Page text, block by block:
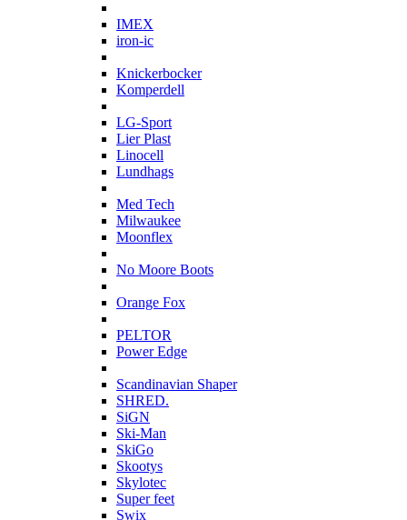
IMEX
iron-ic
Knickerbocker
Komperdell
LG-Sport
Lier Plast
Linocell
Lundhags
Med Tech
Milwaukee
Moonflex
No Moore Boots
Orange Fox
PELTOR
Power Edge
Scandinavian Shaper
SHRED.
SiGN
Ski-Man
SkiGo
Skootys
Skylotec
Super feet
Swix